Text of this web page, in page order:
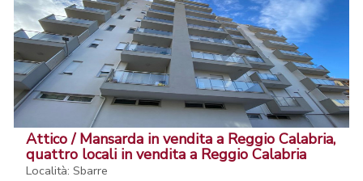
Attico / Mansarda in vendita a Reggio Calabria,
quattro locali in vendita a Reggio Calabria
Località: Sbarre